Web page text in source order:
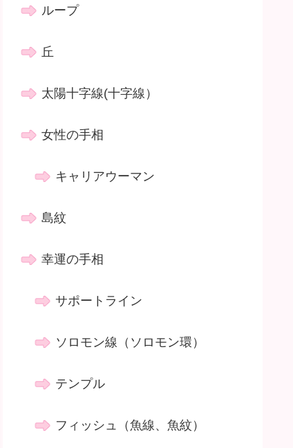
ループ
丘
太陽十字線(十字線）
女性の手相
キャリアウーマン
島紋
幸運の手相
サポートライン
ソロモン線（ソロモン環）
テンプル
フィッシュ（魚線、魚紋）